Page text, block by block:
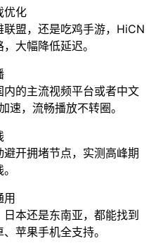
优化
盟，还是吃鸡手游，HiCN
大幅降低延迟。
的主流视频平台或者中文
速，流畅播放不转圈。
开拥堵节点，实测高峰期
用
本还是东南亚，都能找到
苹果手机全支持。